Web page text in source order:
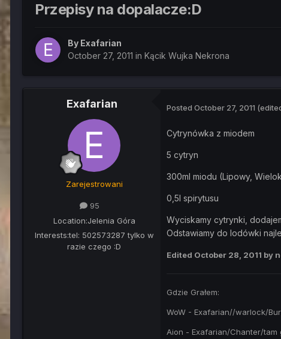
Przepisy na dopalacze:D
By Exafarian
October 27, 2011 in Kącik Wujka Nekrona
Exafarian
Zarejestrowani
95
Location:Jelenia Góra
Interests:tel: 502573287 tylko w
razie czego :D
Posted October 27, 2011
Cytrynówka z miodem
5 cytryn
300ml miodu (Lipowy,
0,5l spirytusu
Wyciskamy cytrynki,
Odstawiamy do lodówki
Edited October 28, 2011 by
Gdzie Grałem:
WoW - Exafarian//warlock/
Aion - Exafarian/Chanter/tam